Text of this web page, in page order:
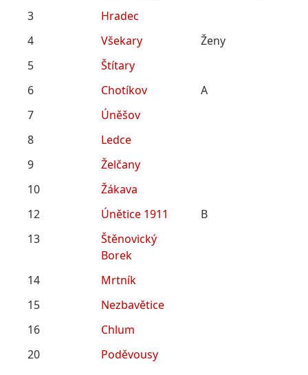
3
Hradec
4
Všekary
Ženy
5
Štítary
6
Chotíkov
A
7
Úněšov
8
Ledce
9
Želčany
10
Žákava
12
Únětice 1911
B
13
Štěnovický
Borek
14
Mrtník
15
Nezbavětice
16
Chlum
20
Poděvousy